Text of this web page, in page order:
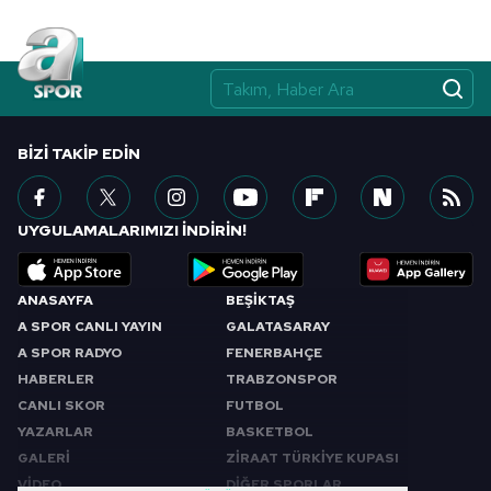
ANASAYFA
A SPOR CANLI YAYIN
A SPOR RADYO
HABERLER
CANLI SKOR
YAZARLAR
GALERİ
VİDEO
BEŞİKTAŞ
GALATASARAY
FENERBAHÇE
TRABZONSPOR
FUTBOL
BASKETBOL
ZİRAAT TÜRKİYE KUPASI
DİĞER SPORLAR
BIZI TAKIP EDIN
UYGULAMALARIMIZI İNDİRİN!